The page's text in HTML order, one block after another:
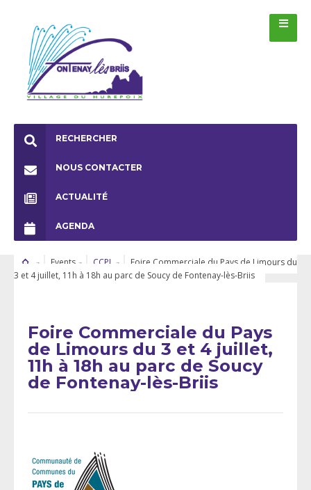
RECHERCHER
NOUS CONTACTER
ACTUALITÉ
AGENDA
Events CCPL
Foire Commerciale du Pays de Limours du
3 et 4 juillet, 11h à 18h au parc de Soucy de Fontenay-lès-Briis
Foire Commerciale du Pays
de Limours du 3 et 4 juillet,
11h à 18h au parc de Soucy
de Fontenay-lès-Briis